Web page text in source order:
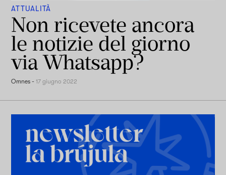
ATTUALITÀ
Non ricevete ancora
le notizie del giorno
via Whatsapp?
Omnes -17 giugno 2022